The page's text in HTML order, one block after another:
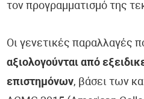
τον προγραμματισμό της
Οι γενετικές παραλλαγές
αξιολογούνται από
επιστημόνων, βάσει των